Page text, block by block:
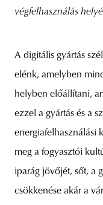
végfelhasználás
A digitális gyártás
elénk, amelyben
helyben előállítani,
ezzel a gyártás és a
energiafelhasználási
meg a fogyasztói
iparág jövőjét, sőt, a
csökkenése akár a